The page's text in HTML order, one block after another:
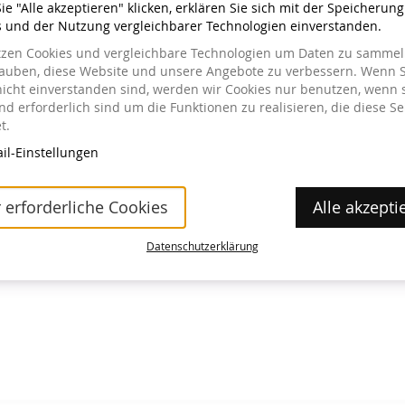
im Museum erhältlich.
"Alle akzeptieren" klicken, erklären Sie sich mit der
und der Nutzung vergleichbarer Technologien einverstanden.
Cookies und vergleichbare Technologien um Daten zu
diese Website und unsere Angebote zu verbessern. Wenn
einverstanden sind, werden wir Cookies nur benutzen, wenn
erforderlich sind um die Funktionen zu realisieren, die diese
Einstellungen
erforderliche Cookies Alle
Datenschutzerklärung